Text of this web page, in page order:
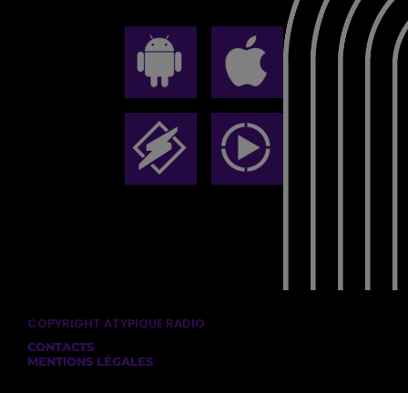
COPYRIGHT ATYPIQUE RADIO
CONTACTS
MENTIONS LÉGALES